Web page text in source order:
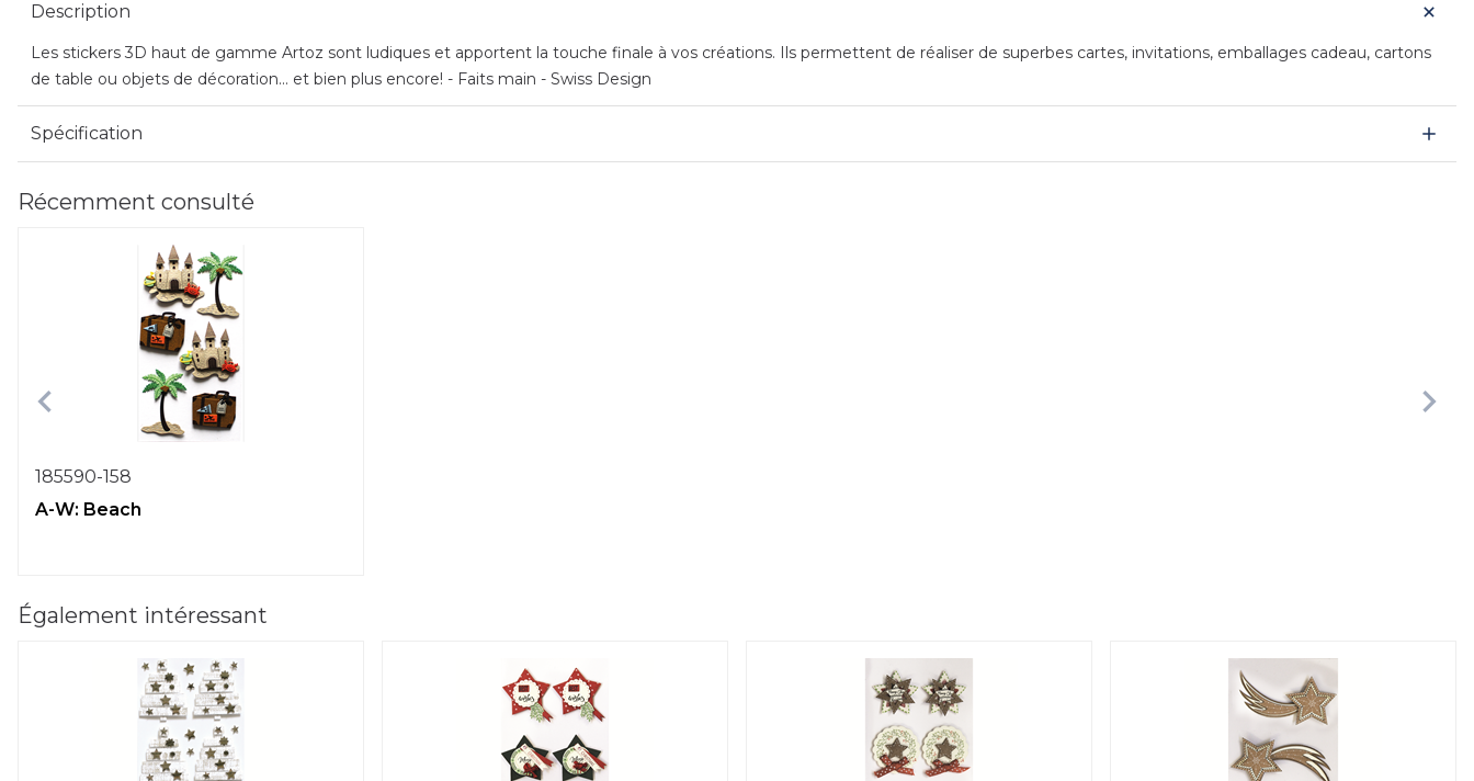
Description
Les stickers 3D haut de gamme Artoz sont ludiques et apportent la touche finale à vos créations. Ils permettent de réaliser de superbes cartes, invitations, emballages cadeau, cartons
de table ou objets de décoration... et bien plus encore! - Faits main - Swiss Design
Spécification
Récemment consulté
185590-158
A-W: Beach
Également intéressant